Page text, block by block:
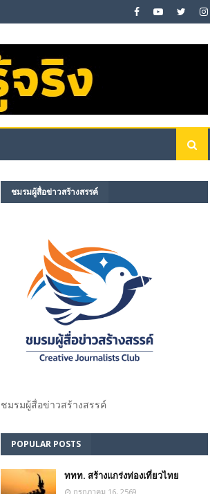
ชมรม​ผู้สื่อข่าวสร้างสรรค์​
ชมรม​ผู้สื่อข่าวสร้างสรรค์​
POPULAR POSTS
ททท. สร้างแกร่งท่องเที่ยวไทย
กรกฎาคม 16, 2569